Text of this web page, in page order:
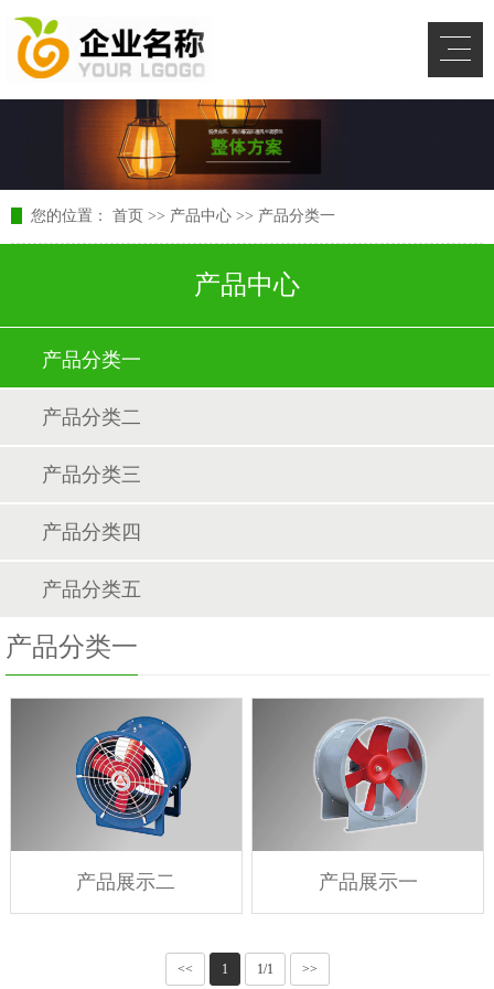
您的位置： 首页 >> 产品中心 >> 产品分类一
产品中心
产品分类一
产品分类二
产品分类三
产品分类四
产品分类五
产品分类一
产品展示二 产品展示一
<< 1 1/1 >>